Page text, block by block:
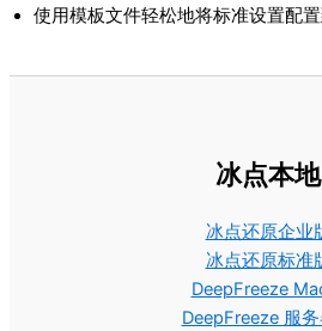
使用模板文件轻松地将标准设置配
冰点本地
冰点还原企业
冰点还原标准
DeepFreeze
DeepFreeze 服